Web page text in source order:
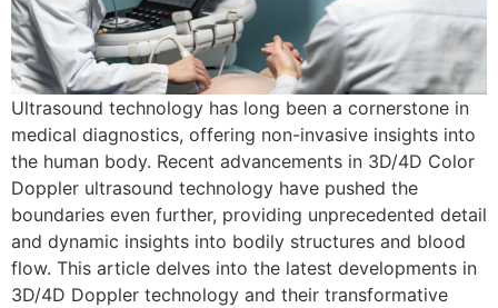
Ultrasound technology has long been a cornerstone in
medical diagnostics, offering non-invasive insights into
the human body. Recent advancements in 3D/4D Color
Doppler ultrasound technology have pushed the
boundaries even further, providing unprecedented detail
and dynamic insights into bodily structures and blood
flow. This article delves into the latest developments in
3D/4D Doppler technology and their transformative